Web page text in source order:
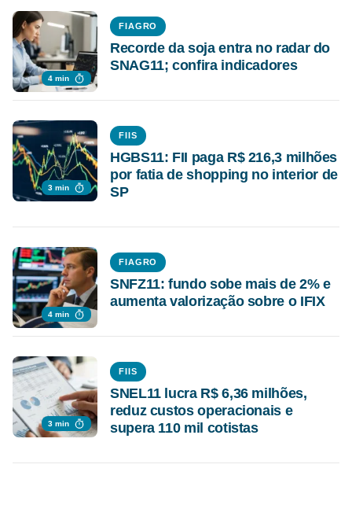
4 min
FIAGRO
Recorde da soja entra no radar do
SNAG11; confira indicadores
3 min
FIIS
HGBS11: FII paga R$ 216,3 milhões
por fatia de shopping no interior de
SP
4 min
FIAGRO
SNFZ11: fundo sobe mais de 2% e
aumenta valorização sobre o IFIX
3 min
FIIS
SNEL11 lucra R$ 6,36 milhões,
reduz custos operacionais e
supera 110 mil cotistas